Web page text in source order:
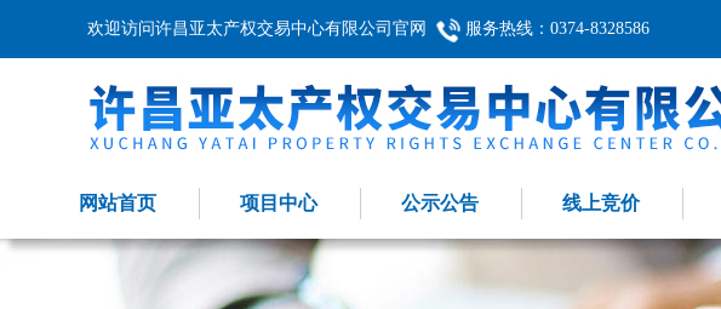
欢迎访问许昌亚太产权交易中心有限公司官网 服务热线：0374-8328586
网站首页 项目中心 公示公告 线上竞价